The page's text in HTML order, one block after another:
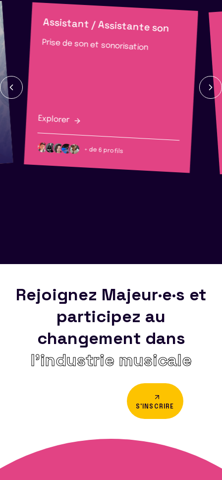
Assistant / Assistante son
Prise de son et sonorisation
Explorer
+ de 6 profils
Rejoignez Majeur·e·s et
participez au
changement dans
l’industrie musicale
S'INSCRIRE